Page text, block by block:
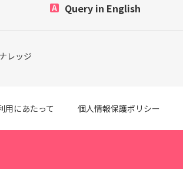
Query in English
レッジ
用にあたって 個人情報保護ポリシー